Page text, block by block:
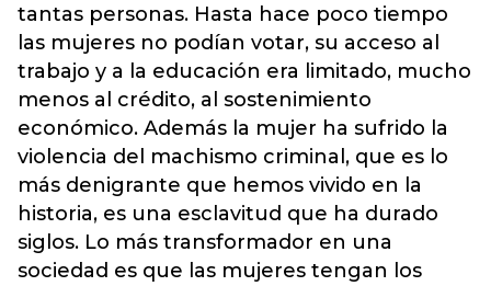
tantas personas. Hasta hace poco tiempo
las mujeres no podían votar, su acceso al
trabajo y a la educación era limitado, mucho
menos al crédito, al sostenimiento
económico. Además la mujer ha sufrido la
violencia del machismo criminal, que es lo
más denigrante que hemos vivido en la
historia, es una esclavitud que ha durado
siglos. Lo más transformador en una
sociedad es que las mujeres tengan los